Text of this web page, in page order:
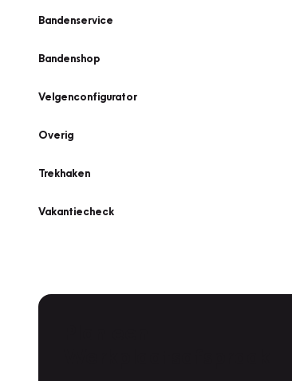
Bandenservice
Bandenshop
Velgenconfigurator
Overig
Trekhaken
Vakantiecheck